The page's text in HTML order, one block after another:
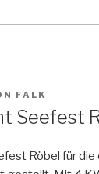
FALK
Seefest
Röbel für